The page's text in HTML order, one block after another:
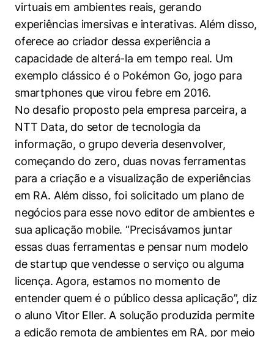
virtuais em ambientes reais, gerando
experiências imersivas e interativas. Além disso,
oferece ao criador dessa experiência a
capacidade de alterá-la em tempo real. Um
exemplo clássico é o Pokémon Go, jogo para
smartphones que virou febre em 2016.
No desafio proposto pela empresa parceira, a
NTT Data, do setor de tecnologia da
informação, o grupo deveria desenvolver,
começando do zero, duas novas ferramentas
para a criação e a visualização de experiências
em RA. Além disso, foi solicitado um plano de
negócios para esse novo editor de ambientes e
sua aplicação mobile. “Precisávamos juntar
essas duas ferramentas e pensar num modelo
de startup que vendesse o serviço ou alguma
licença. Agora, estamos no momento de
entender quem é o público dessa aplicação”, diz
o aluno Vitor Eller. A solução produzida permite
a edição remota de ambientes em RA, por meio